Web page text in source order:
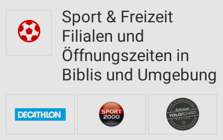
Sport & Freizeit
Filialen und
Öffnungszeiten in
Biblis und Umgebung